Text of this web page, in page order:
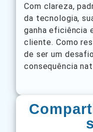
Com clareza,
da tecnologia,
ganha eficiência
cliente. Como
de ser um
consequência